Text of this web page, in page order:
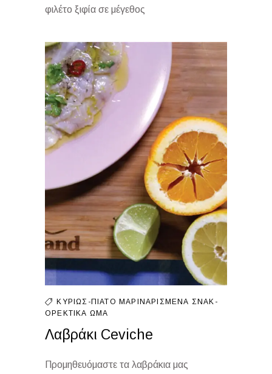
φιλέτο ξιφία σε μέγεθος
ΚΥΡΊΩΣ-ΠΙΆΤΟΜΑΡΙΝΑΡΙΣΜΈΝΑ ΣΝΑΚ-
ΟΡΕΚΤΙΚΆ ΩΜΆ
Λαβράκι Ceviche
Προμηθευόμαστε τα λαβράκια μας